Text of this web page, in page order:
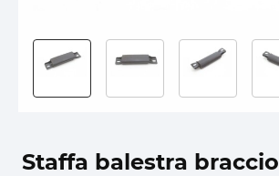
Staffa balestra braccio